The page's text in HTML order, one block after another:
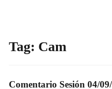
Tag: Cam
Comentario Sesión 04/